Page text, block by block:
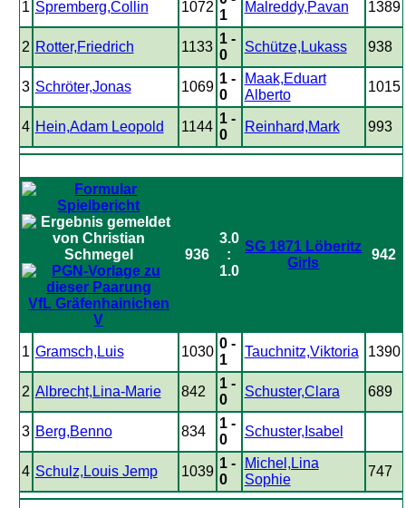
1 Spremberg,Collin 1072
1
Malreddy,Pavan 1389
2 Rotter,Friedrich 1133
1 -
0
Schütze,Lukass 938
3 Schröter,Jonas 1069
1 -
0
Maak,Eduart
Alberto
1015
4 Hein,Adam Leopold 1144
1 -
0
Reinhard,Mark 993
VfL Gräfenhainichen
V
936
3.0
:
1.0
SG 1871 Löberitz
Girls
942
1 Gramsch,Luis 1030
0 -
1
Tauchnitz,Viktoria 1390
2 Albrecht,Lina-Marie 842
1 -
0
Schuster,Clara 689
3 Berg,Benno 834
1 -
0
Schuster,Isabel
4 Schulz,Louis Jemp 1039
1 -
0
Michel,Lina
Sophie
747